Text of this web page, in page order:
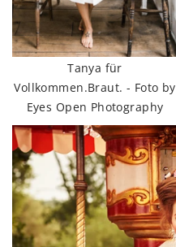
Tanya für
Vollkommen.Braut. - Foto by
Eyes Open Photography